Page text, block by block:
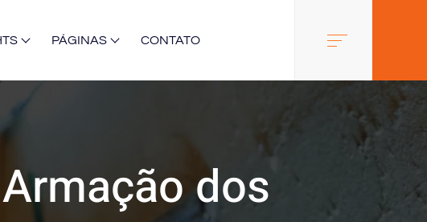
PÁGINAS CONTATO
dos